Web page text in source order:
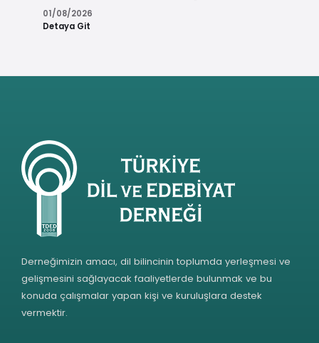
01/08/2026
Detaya Git
Derneğimizin amacı, dil bilincinin toplumda yerleşmesi ve
gelişmesini sağlayacak faaliyetlerde bulunmak ve bu
konuda çalışmalar yapan kişi ve kuruluşlara destek
vermektir.